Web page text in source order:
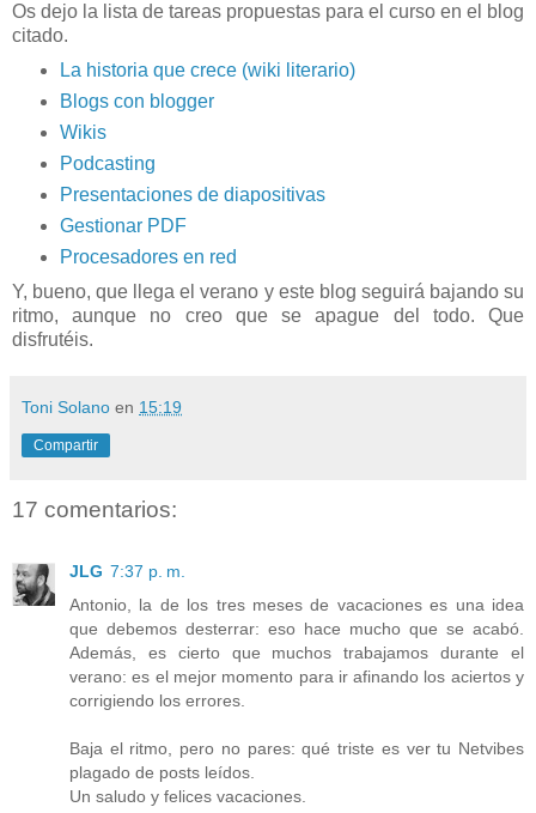
Os dejo la lista de tareas propuestas para el curso en el blog
citado.
La historia que crece (wiki literario)
Blogs con blogger
Wikis
Podcasting
Presentaciones de diapositivas
Gestionar PDF
Procesadores en red
Y, bueno, que llega el verano y este blog seguirá bajando su
ritmo, aunque no creo que se apague del todo. Que
disfrutéis.
Toni Solano en 15:19
Compartir
17 comentarios:
JLG 7:37 p. m.
Antonio, la de los tres meses de vacaciones es una idea
que debemos desterrar: eso hace mucho que se acabó.
Además, es cierto que muchos trabajamos durante el
verano: es el mejor momento para ir afinando los aciertos y
corrigiendo los errores.
Baja el ritmo, pero no pares: qué triste es ver tu Netvibes
plagado de posts leídos.
Un saludo y felices vacaciones.